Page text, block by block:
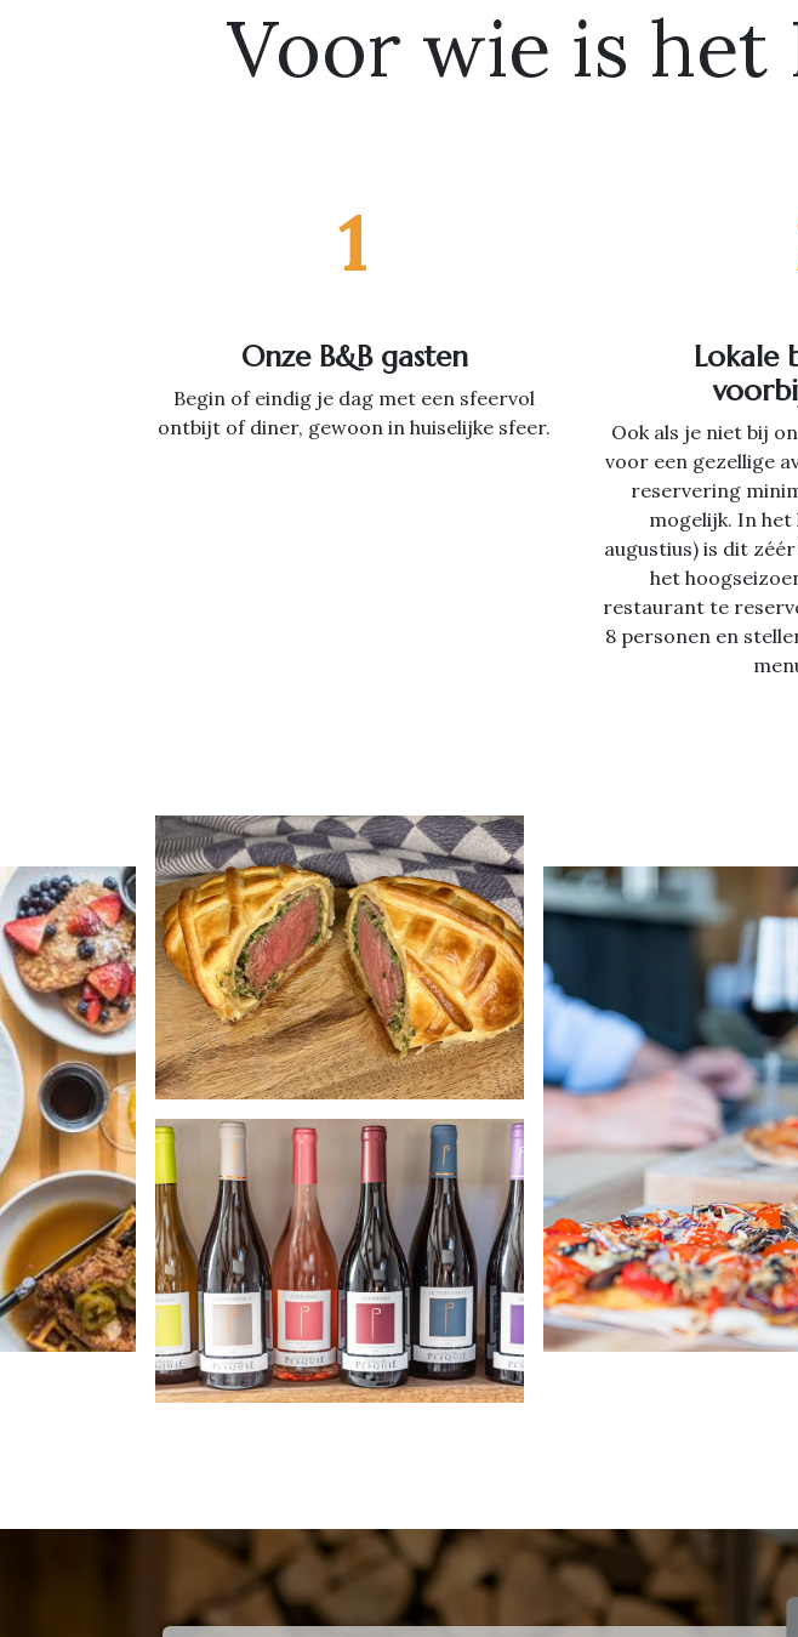
Voor wie is het
1
Onze B&B gasten
Begin of eindig je dag met een sfeervol
ontbijt of diner, gewoon in huiselijke sfeer.
Lokale
Ook als je niet bij
voor een gezellige
reservering
mogelijk. In het
augustius) is dit
het
restaurant te
8 personen en